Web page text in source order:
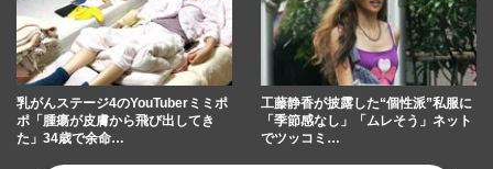
乳がんステージ4のYouTuberミミポ
ポ「腫瘍が皮膚から飛び出してき
た」34歳で余命…
工藤静香が披露した“個性派”私服に
「季節感なし」「ムレそう」ネット
でツッコミ…